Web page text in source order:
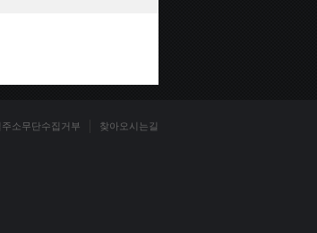
주소무단수집거부 찾아오시는길